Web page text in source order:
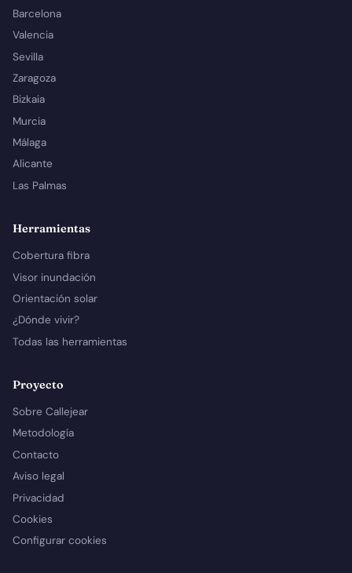
Barcelona
Valencia
Sevilla
Zaragoza
Bizkaia
Murcia
Málaga
Alicante
Las Palmas
Herramientas
Cobertura fibra
Visor inundación
Orientación solar
¿Dónde vivir?
Todas las herramientas
Proyecto
Sobre Callejear
Metodología
Contacto
Aviso legal
Privacidad
Cookies
Configurar cookies